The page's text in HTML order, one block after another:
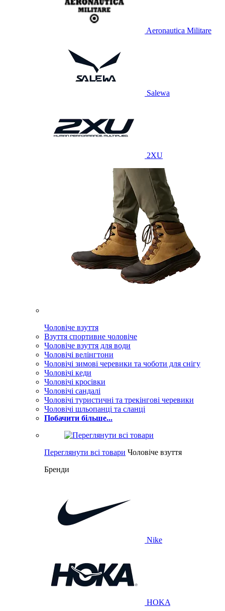
Aeronautica Militare
Salewa
2XU
Чоловіче взуття
Взуття спортивне чоловіче
Чоловіче взуття для води
Чоловічі велінгтони
Чоловічі зимові черевики та чоботи для снігу
Чоловічі кеди
Чоловічі кросівки
Чоловічі сандалі
Чоловічі туристичні та трекінгові черевики
Чоловічі шльопанці та сланці
Побачити більше...
Переглянути всі товари Чоловіче взуття
Бренди
Nike
HOKA